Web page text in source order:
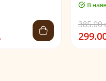
В
385.00